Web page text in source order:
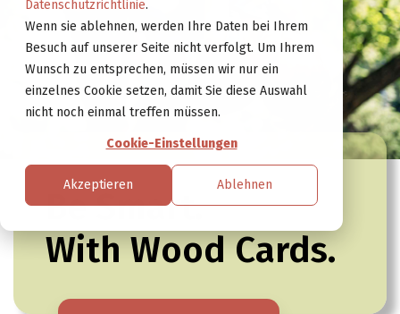
Datenschutzrichtlinie.
Wenn sie ablehnen, werden Ihre Daten bei Ihrem
Besuch auf unserer Seite nicht verfolgt. Um Ihrem
Wunsch zu entsprechen, müssen wir nur ein
einzelnes Cookie setzen, damit Sie diese Auswahl
nicht noch einmal treffen müssen.
Cookie-Einstellungen
Akzeptieren Ablehnen
Be Smart.
With Wood Cards.